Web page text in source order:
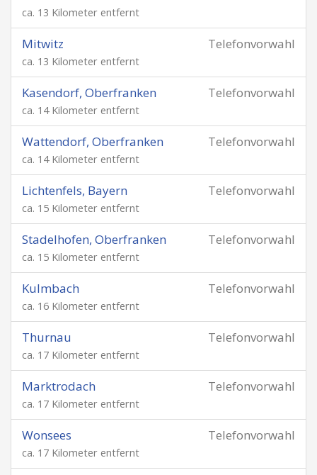
ca. 13 Kilometer entfernt
Telefonvorwahl
Mitwitz
ca. 13 Kilometer entfernt
Telefonvorwahl
Kasendorf, Oberfranken
ca. 14 Kilometer entfernt
Telefonvorwahl
Wattendorf, Oberfranken
ca. 14 Kilometer entfernt
Telefonvorwahl
Lichtenfels, Bayern
ca. 15 Kilometer entfernt
Telefonvorwahl
Stadelhofen, Oberfranken
ca. 15 Kilometer entfernt
Telefonvorwahl
Kulmbach
ca. 16 Kilometer entfernt
Telefonvorwahl
Thurnau
ca. 17 Kilometer entfernt
Telefonvorwahl
Marktrodach
ca. 17 Kilometer entfernt
Telefonvorwahl
Wonsees
ca. 17 Kilometer entfernt